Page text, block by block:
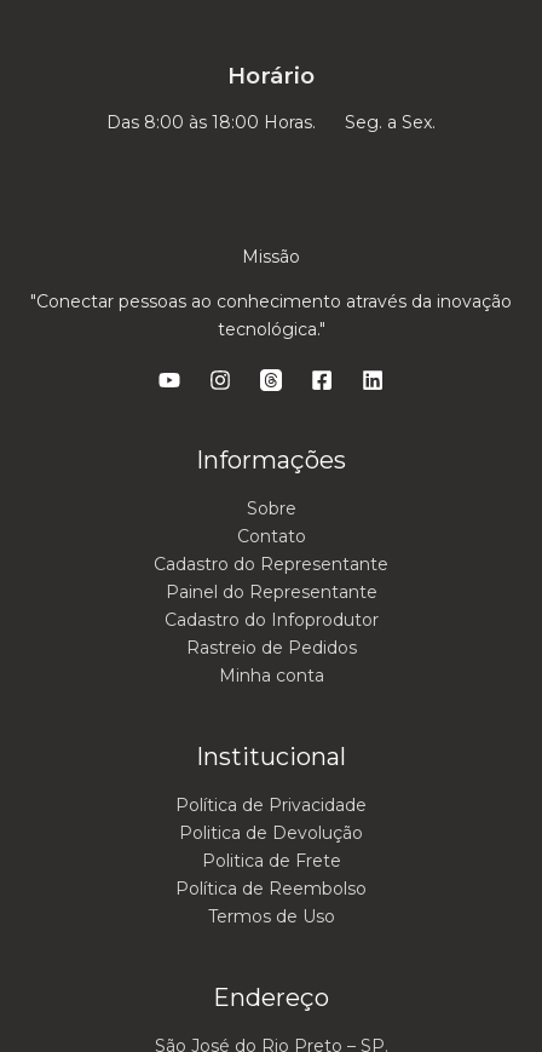
Horário
Das 8:00 às 18:00 Horas. Seg. a Sex.
Missão
"Conectar pessoas ao conhecimento através da inovação
tecnológica."
Informações
Sobre
Contato
Cadastro do Representante
Painel do Representante
Cadastro do Infoprodutor
Rastreio de Pedidos
Minha conta
Institucional
Política de Privacidade
Politica de Devolução
Politica de Frete
Política de Reembolso
Termos de Uso
Endereço
São José do Rio Preto – SP.